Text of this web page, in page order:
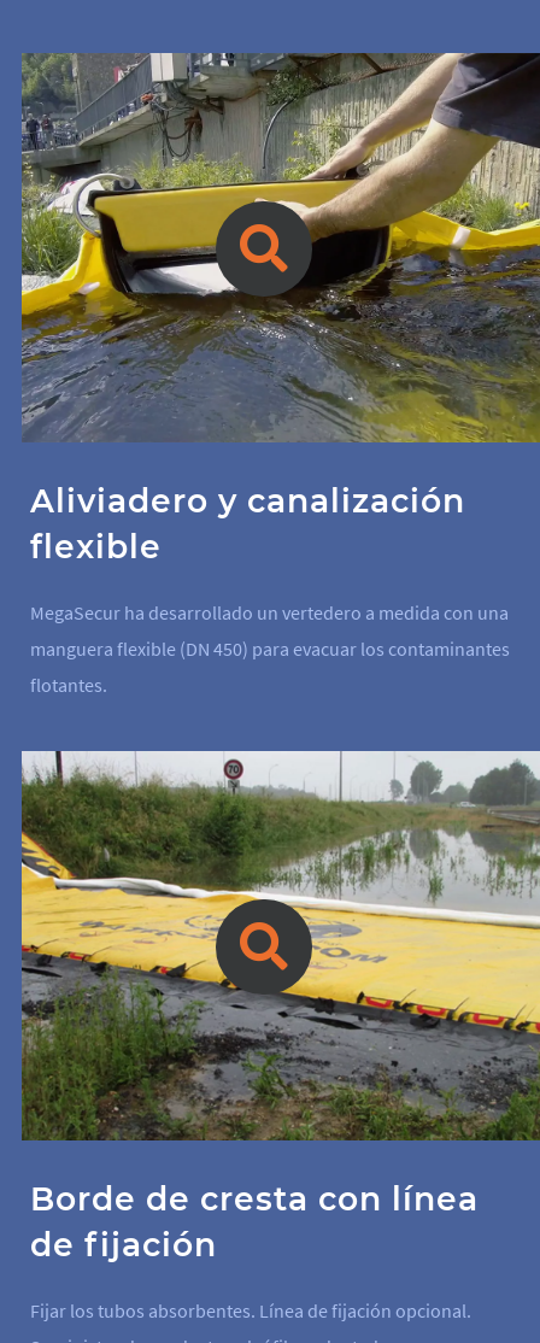
Aliviadero y canalización
flexible
MegaSecur ha desarrollado un vertedero a medida con una
manguera flexible (DN 450) para evacuar los contaminantes
flotantes.
Borde de cresta con línea
de fijación
Fijar los tubos absorbentes. Línea de fijación opcional.